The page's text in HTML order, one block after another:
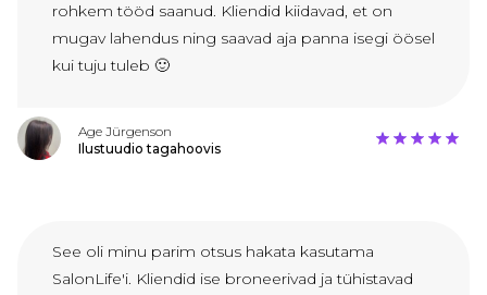
rohkem tööd saanud. Kliendid kiidavad, et on
mugav lahendus ning saavad aja panna isegi öösel
kui tuju tuleb 🙂
Age Jürgenson
Ilustuudio tagahoovis
See oli minu parim otsus hakata kasutama
SalonLife'i. Kliendid ise broneerivad ja tühistavad